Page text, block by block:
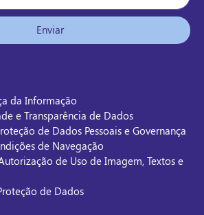
Enviar
da Informação
e Transparência de Dados
de Dados Pessoais e Governança
de Navegação
de Uso de Imagem, Textos e
de Dados